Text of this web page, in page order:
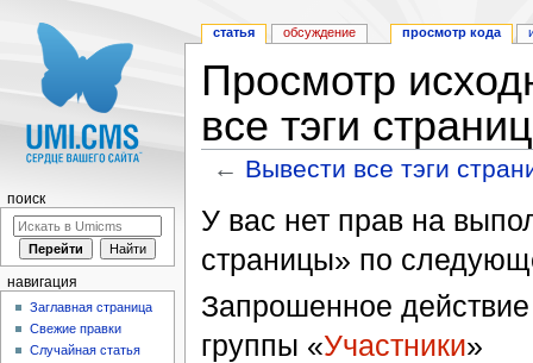
Просмотр
все тэги
← Вывести все тэги
У вас нет прав на
страницы» по
Запрошенное действие
группы «Участники»
статья обсуждение просмотр кода
поиск
навигация
Заглавная страница
Свежие правки
Случайная статья